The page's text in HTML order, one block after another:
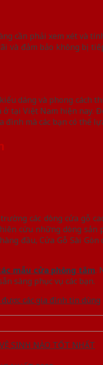
cần phải xem xét và
và đảm bảo không bị
dáng và phong
tại Việt Nam hiện nay.
mà các bạn có thể
các dòng cửa gỗ
cứu những dòng
đầu, Cửa Gỗ Sài
mẫu cửa phòng tắm.
sàng phục vụ các bạn.
các gia đình tin dùng
SINH NÀO TỐT NHẤT